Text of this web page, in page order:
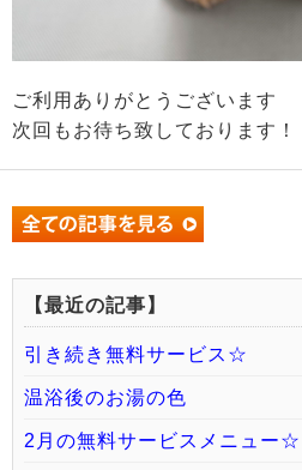
ご利用ありがとうございます
次回もお待ち致しております！
【最近の記事】
引き続き無料サービス☆
温浴後のお湯の色
2月の無料サービスメニュー☆